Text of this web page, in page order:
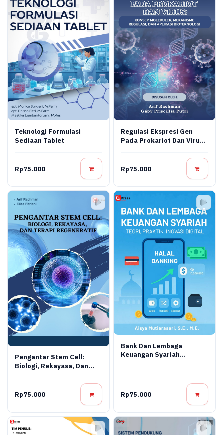
Teknologi Formulasi
Sediaan Tablet
Rp75.000
Regulasi Ekspresi Gen
Pada Prokariot Dan Virus:
Mekanisme Regulasi, Dan
Aplikasi Bioteknologi
Rp75.000
Pengantar Stem Cell:
Biologi, Rekayasa, Dan
Rp75.000
Bank Dan Lembaga
Keuangan Syariah
Rp75.000